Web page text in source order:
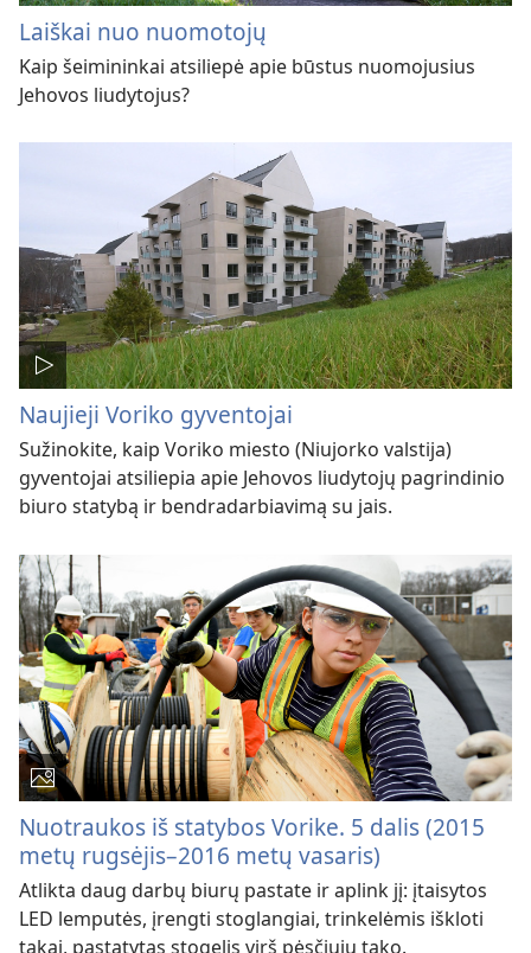
Laiškai nuo nuomotojų
Kaip šeimininkai atsiliepė apie būstus nuomojusius
Jehovos liudytojus?
Naujieji Voriko gyventojai
Sužinokite, kaip Voriko miesto (Niujorko valstija)
gyventojai atsiliepia apie Jehovos liudytojų pagrindinio
biuro statybą ir bendradarbiavimą su jais.
Nuotraukos iš statybos Vorike. 5 dalis (2015
metų rugsėjis–2016 metų vasaris)
Atlikta daug darbų biurų pastate ir aplink jį: įtaisytos
LED lemputės, įrengti stoglangiai, trinkelėmis iškloti
takai, pastatytas stogelis virš pėsčiųjų tako.